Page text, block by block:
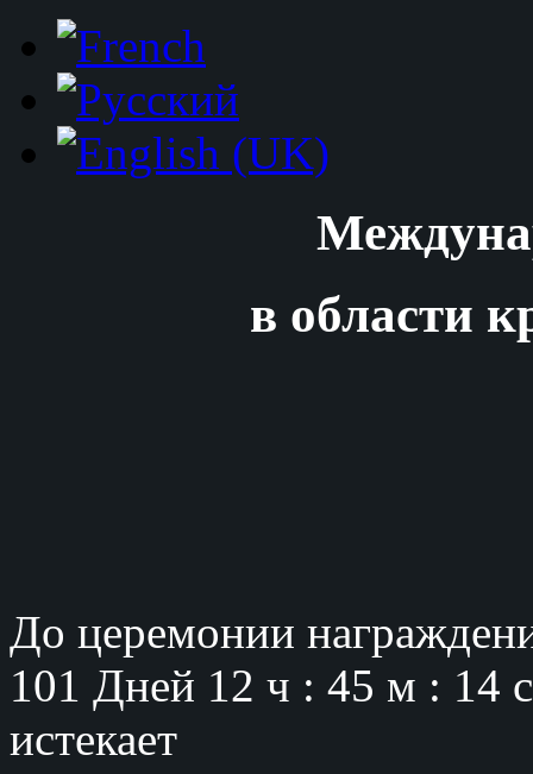
в области
До церемонии
101 Дней 12 ч : 45 м : 13
истекает